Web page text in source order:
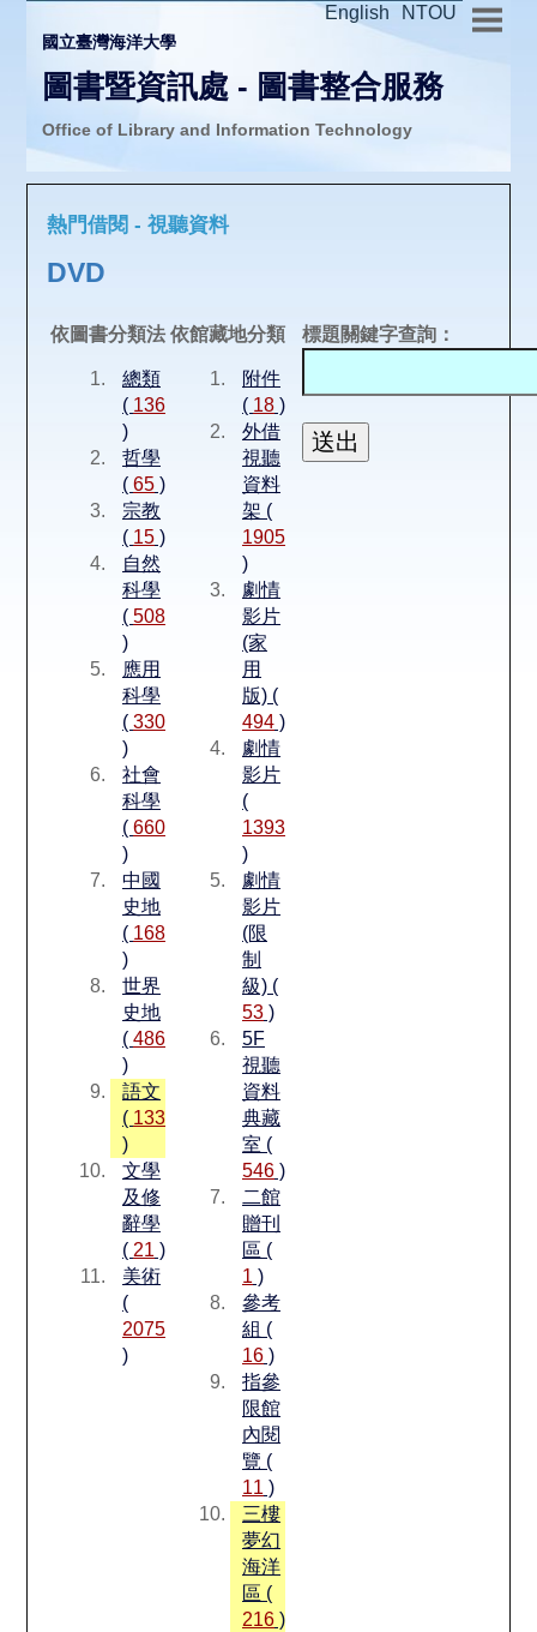
NTOU
English
國立臺灣海洋大學
圖書暨資訊處 - 圖書整合服務
Office of Library and Information Technology
推廣活動
圖書互借
線上報名
申請表單
空間借用
熱門借閱
個人借閱
熱門借閱 - 視聽資料
DVD
依圖書分類法
總類
( 136
)
哲學
( 65)
宗教
( 15)
自然
科學
( 508
)
應用
科學
( 330
)
社會
科學
( 660
)
中國
史地
( 168
)
世界
史地
( 486
)
語文
( 133
)
文學
及修
辭學
( 21 )
美術
(
2075
)
依館藏地分類
附件
( 18)
外借
視聽
資料
架 (
1905
)
劇情
影片
(家
用
版) (
494)
劇情
影片
(
1393
)
劇情
影片
(限
制
級) (
53)
5F
視聽
資料
典藏
室 (
546)
二館
贈刊
區 (
1 )
參考
組 (
16)
指參
限館
內閱
覽 (
11 )
三樓
夢幻
海洋
區 (
216)
標題關鍵字查詢：